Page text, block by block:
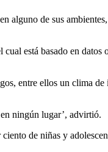
de sus
está basado en datos
entre ellos un clima
ningún lugar’, advirtió.
de niñas y